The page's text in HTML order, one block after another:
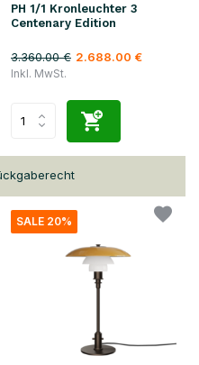
PH 1/1 Kronleuchter 3
Centenary Edition
3.360.00 € 2.688.00 €
Inkl. MwSt.
SALE 20%